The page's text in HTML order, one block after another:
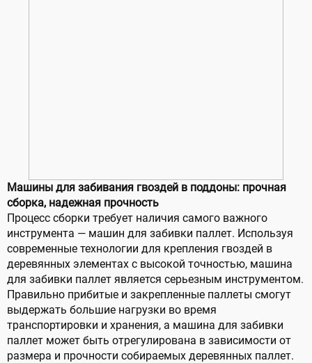
Машины для забивания гвоздей в поддоны: прочная
сборка, надежная прочность
Процесс сборки требует наличия самого важного
инструмента — машин для забивки паллет. Используя
современные технологии для крепления гвоздей в
деревянных элементах с высокой точностью, машина
для забивки паллет является серьезным инструментом.
Правильно прибитые и закрепленные паллеты смогут
выдержать большие нагрузки во время
транспортировки и хранения, а машина для забивки
паллет может быть отрегулирована в зависимости от
размера и прочности собираемых деревянных паллет.